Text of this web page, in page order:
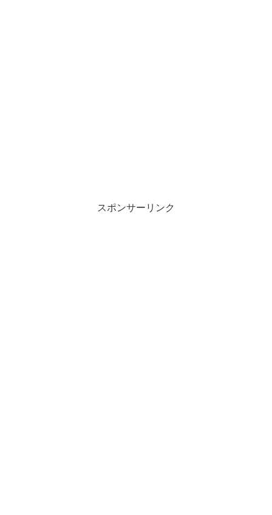
スポンサーリンク